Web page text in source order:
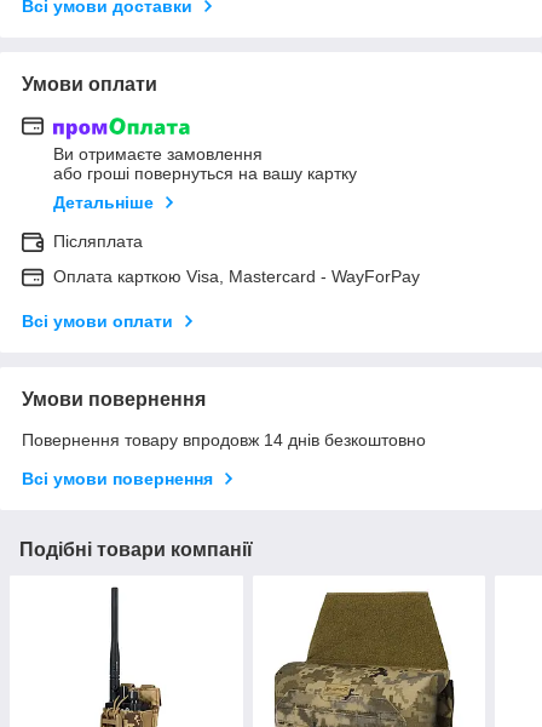
Всі умови доставки
Умови оплати
Ви отримаєте замовлення
або гроші повернуться на вашу картку
Детальніше
Післяплата
Оплата карткою Visa, Mastercard - WayForPay
Всі умови оплати
Умови повернення
Повернення товару впродовж 14 днів безкоштовно
Всі умови повернення
Подібні товари компанії